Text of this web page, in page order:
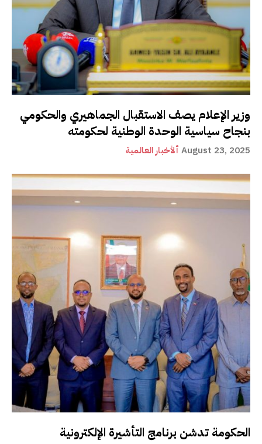
وزير الإعلام يصف الاستقبال الجماهيري والحكومي
بنجاح سياسية الوحدة الوطنية لحكومته
ألأخبار العالمية August 23, 2025
الحكومة تدشن برنامج التأشيرة الإلكترونية